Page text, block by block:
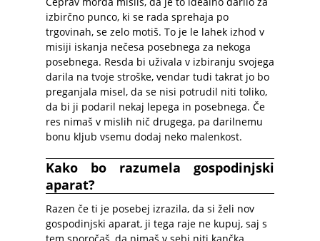
izbirčno punco, ki se rada sprehaja po
trgovinah, se zelo motiš. To je le lahek izhod v
misiji iskanja nečesa posebnega za nekoga
posebnega. Resda bi uživala v izbiranju svojega
darila na tvoje stroške, vendar tudi takrat jo bo
preganjala misel, da se nisi potrudil niti toliko,
da bi ji podaril nekaj lepega in posebnega. Če
res nimaš v mislih nič drugega, pa darilnemu
bonu kljub vsemu dodaj neko malenkost.
Kako bo razumela gospodinjski
aparat?
Razen če ti je posebej izrazila, da si želi nov
gospodinjski aparat, ji tega raje ne kupuj, saj s